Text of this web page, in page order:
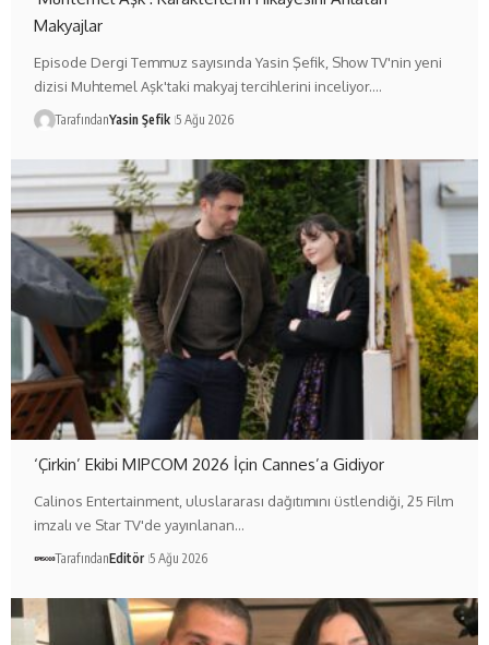
Makyajlar
Episode Dergi Temmuz sayısında Yasin Şefik, Show TV'nin yeni
dizisi Muhtemel Aşk'taki makyaj tercihlerini inceliyor.…
TarafındanYasin Şefik 5 Ağu 2026
‘Çirkin’ Ekibi MIPCOM 2026 İçin Cannes’a Gidiyor
Calinos Entertainment, uluslararası dağıtımını üstlendiği, 25 Film
imzalı ve Star TV'de yayınlanan…
TarafındanEditör 5 Ağu 2026